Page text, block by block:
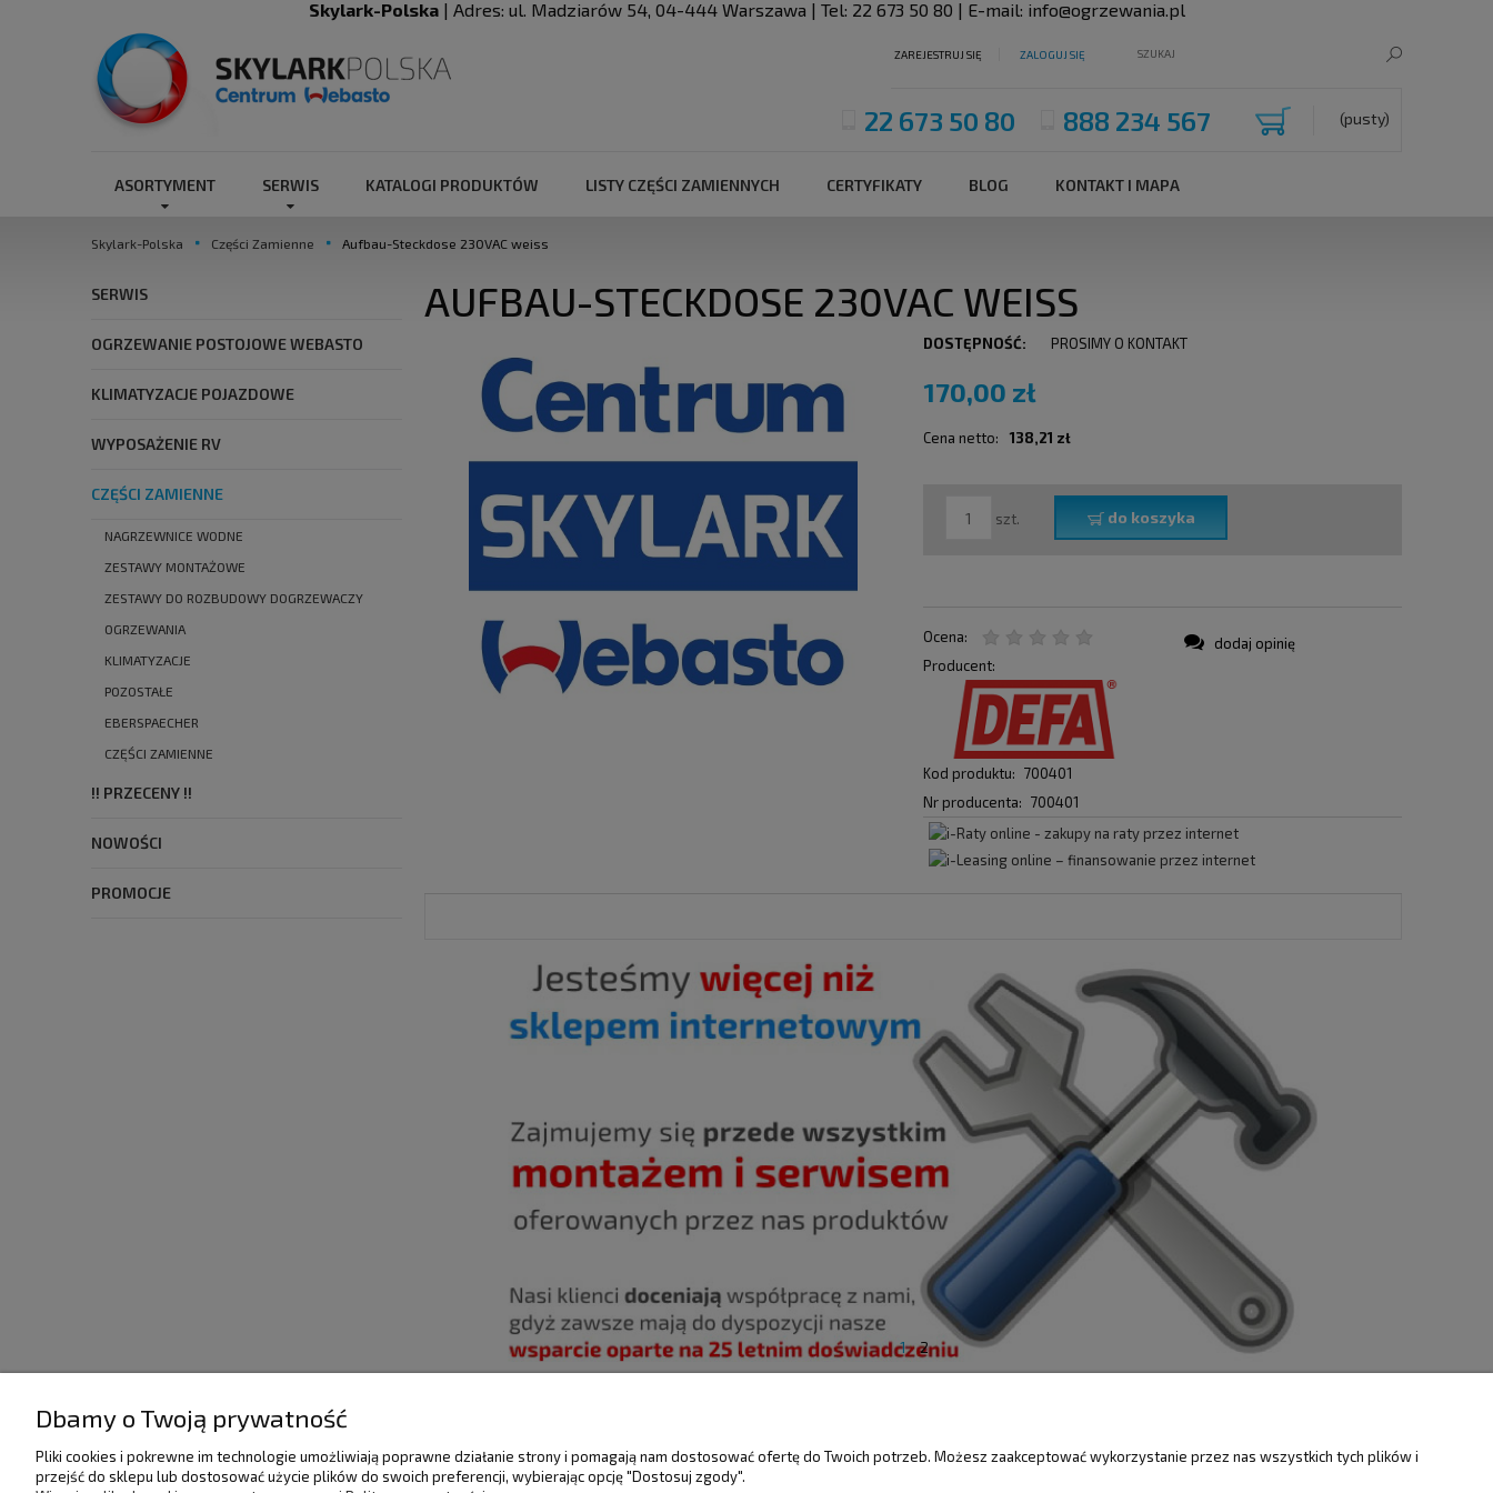
Skylark-Polska| Adres: ul. Madziarów 54, 04-444 Warszawa | Tel: 22 673 50 80 | E-mail: info@ogrzewania.pl
ZAREJESTRUJ SIĘ ZALOGUJ SIĘ
(pusty)
22 673 50 80 888 234 567
ASORTYMENT SERWIS KATALOGI PRODUKTÓW LISTY CZĘŚCI ZAMIENNYCH CERTYFIKATY BLOG KONTAKT I MAPA
Skylark-Polska Części Zamienne Aufbau-Steckdose 230VAC weiss
SERWIS
OGRZEWANIE POSTOJOWE WEBASTO
KLIMATYZACJE POJAZDOWE
WYPOSAŻENIE RV
CZĘŚCI ZAMIENNE
NAGRZEWNICE WODNE
ZESTAWY MONTAŻOWE
ZESTAWY DO ROZBUDOWY DOGRZEWACZY
OGRZEWANIA
KLIMATYZACJE
POZOSTAŁE
EBERSPAECHER
CZĘŚCI ZAMIENNE
!! PRZECENY !!
NOWOŚCI
PROMOCJE
AUFBAU-STECKDOSE 230VAC WEISS
DOSTĘPNOŚĆ: PROSIMY O KONTAKT
170,00 zł
Cena netto: 138,21 zł
szt. do koszyka
Ocena:
Producent:
Kod produktu: 700401
Nr producenta: 700401
dodaj opinię
1 2
POMOC DOSTAWA I PŁATNOŚCI MOJE KONTO GWARANCJA I ZWROTY O FIRMIE
Dbamy o Twoją prywatność
Pliki cookies i pokrewne im technologie umożliwiają poprawne działanie strony i pomagają nam dostosować ofertę do Twoich potrzeb. Możesz zaakceptować wykorzystanie przez nas wszystkich tych plików i
przejść do sklepu lub dostosować użycie plików do swoich preferencji, wybierając opcję "Dostosuj zgody".